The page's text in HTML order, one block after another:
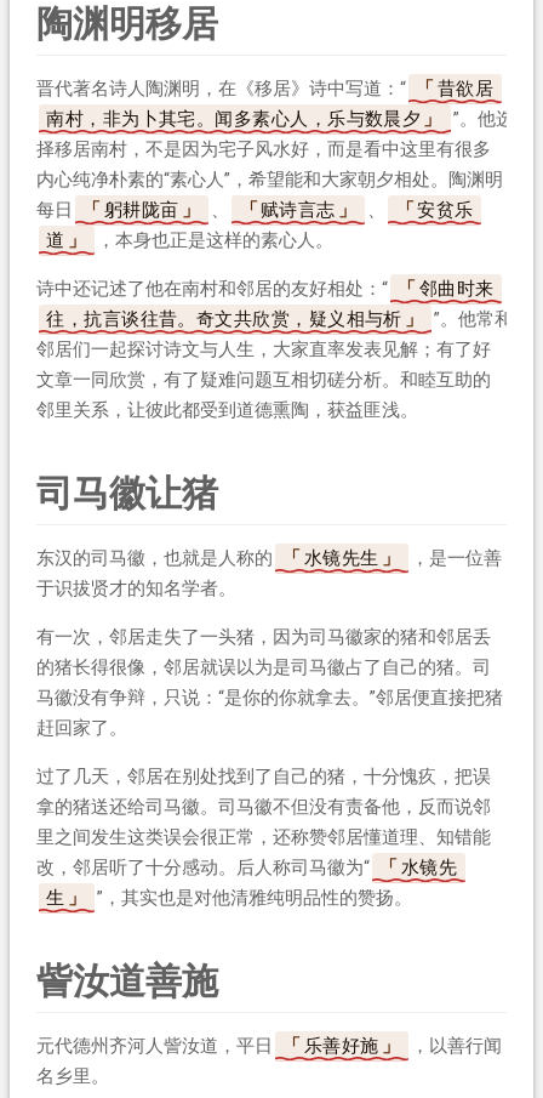
陶渊明移居
晋代著名诗人陶渊明，在《移居》诗中写道：“
昔欲居
南村，非为卜其宅。闻多素心人，乐与数晨夕
”。他选
择移居南村，不是因为宅子风水好，而是看中这里有很多
内心纯净朴素的“素心人”，希望能和大家朝夕相处。陶渊明
每日
躬耕陇亩 赋诗言志
安贫乐
道
，本身也正是这样的素心人。
诗中还记述了他在南村和邻居的友好相处：“
邻曲时来
往，抗言谈往昔。奇文共欣赏，疑义相与析
”。他常和
邻居们一起探讨诗文与人生，大家直率发表见解；有了好
文章一同欣赏，有了疑难问题互相切磋分析。和睦互助的
邻里关系，让彼此都受到道德熏陶，获益匪浅。
司马徽让猪
东汉的司马徽，也就是人称的 水镜先生
，是一位善
于识拔贤才的知名学者。
有一次，邻居走失了一头猪，因为司马徽家的猪和邻居丢
的猪长得很像，邻居就误以为是司马徽占了自己的猪。司
马徽没有争辩，只说：“是你的你就拿去。”邻居便直接把猪
赶回家了。
过了几天，邻居在别处找到了自己的猪，十分愧疚，把误
拿的猪送还给司马徽。司马徽不但没有责备他，反而说邻
里之间发生这类误会很正常，还称赞邻居懂道理、知错能
改，邻居听了十分感动。后人称司马徽为“
水镜先
生
”，其实也是对他清雅纯明品性的赞扬。
訾汝道善施
元代德州齐河人訾汝道，平日 乐善好施
，以善行闻
名乡里。